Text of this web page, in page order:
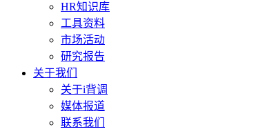
HR知识库
工具资料
市场活动
研究报告
关于我们
关于i背调
媒体报道
联系我们